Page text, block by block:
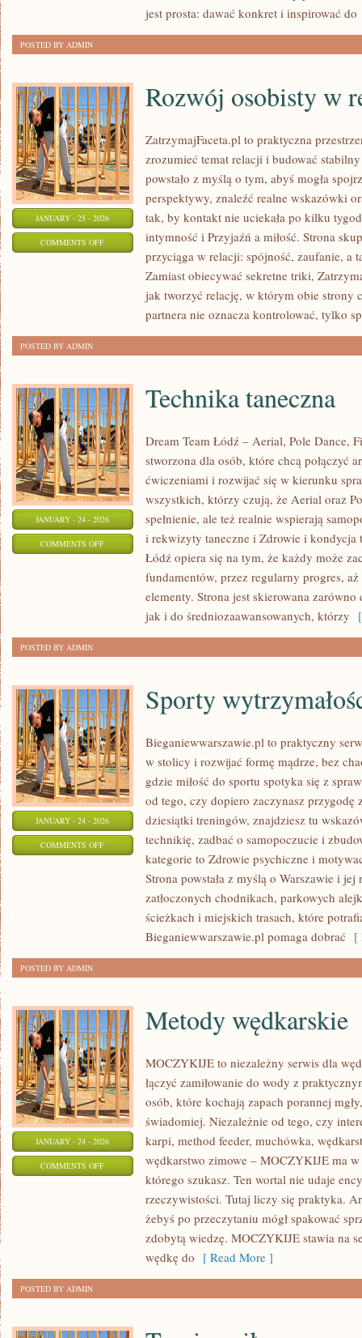
jest prosta: dawać konkret i inspirować do
POSTED BY ADMIN
JANUARY - 25 - 2026
COMMENTS OFFON
RELACJACH
Rozwój osobisty w
ZatrzymajFaceta.pl to praktyczna
zrozumieć temat relacji i budować
powstało z myślą o tym, abyś mogła
perspektywy, znaleźć realne wskazówki
tak, by kontakt nie uciekała po kilku
intymność i Przyjaźń a miłość. Strona
przyciąga w relacji: spójność, zaufanie, a
Zamiast obiecywać sekretne triki,
jak tworzyć relację, w którym obie strony
partnera nie oznacza kontrolować, tylko
POSTED BY ADMIN
JANUARY - 24 - 2026
COMMENTS OFFON
TANECZNA
Technika taneczna
Dream Team Łódź – Aerial, Pole Dance,
stworzona dla osób, które chcą połączyć
ćwiczeniami i rozwijać się w kierunku
wszystkich, którzy czują, że Aerial oraz
spełnienie, ale też realnie wspierają
i rekwizyty taneczne i Zdrowie i kondycja
Łódź opiera się na tym, że każdy może
fundamentów, przez regularny progres,
elementy. Strona jest skierowana
jak i do średniozaawansowanych, którzy
POSTED BY ADMIN
JANUARY - 24 - 2026
COMMENTS OFFON
WYTRZYMAŁOŚCIOWE
Sporty
Bieganiewwarszawie.pl to praktyczny
w stolicy i rozwijać formę mądrze, bez
gdzie miłość do sportu spotyka się z
od tego, czy dopiero zaczynasz przygodę
dziesiątki treningów, znajdziesz tu
technikię, zadbać o samopoczucie i
kategorie to Zdrowie psychiczne i
Strona powstała z myślą o Warszawie i
zatłoczonych chodnikach, parkowych
ścieżkach i miejskich trasach, które
Bieganiewwarszawie.pl pomaga dobrać [
POSTED BY ADMIN
JANUARY - 24 - 2026
COMMENTS OFFON
WĘDKARSKIE
Metody wędkarskie
MOCZYKIJE to niezależny serwis dla
łączyć zamiłowanie do wody z
osób, które kochają zapach porannej
świadomiej. Niezależnie od tego, czy
karpi, method feeder, muchówka,
wędkarstwo zimowe – MOCZYKIJE ma
którego szukasz. Ten wortal nie udaje
rzeczywistości. Tutaj liczy się praktyka.
żebyś po przeczytaniu mógł spakować
zdobytą wiedzę. MOCZYKIJE stawia na
wędkę do [ Read More ]
POSTED BY ADMIN